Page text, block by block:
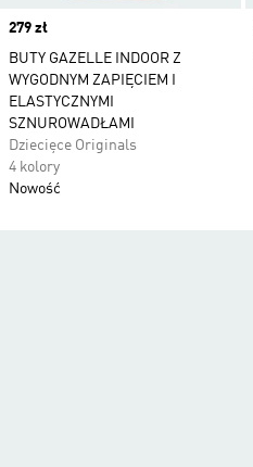
Price
279 zł
BUTY GAZELLE INDOOR Z
WYGODNYM ZAPIĘCIEM I
ELASTYCZNYMI
SZNUROWADŁAMI
Dziecięce Originals
4 kolory
Nowość